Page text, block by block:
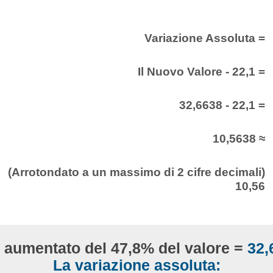
Variazione Assoluta =
Il Nuovo Valore - 22,1 =
32,6638 - 22,1 =
10,5638 ≈
(Arrotondato a un massimo di 2 cifre decimali)
10,56
aumentato del 47,8% del valore =
La variazione assoluta: